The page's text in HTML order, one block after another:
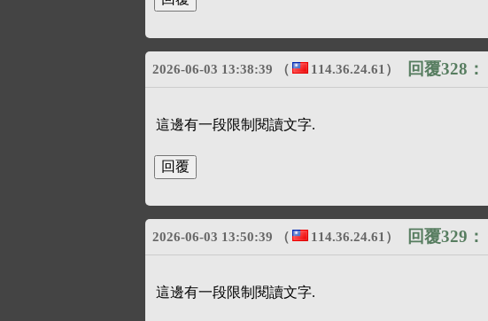
回覆328：
2026-06-03 13:38:39 （ 114.36.24.61）
這邊有一段限制閱讀文字.
回覆329：
2026-06-03 13:50:39 （ 114.36.24.61）
這邊有一段限制閱讀文字.